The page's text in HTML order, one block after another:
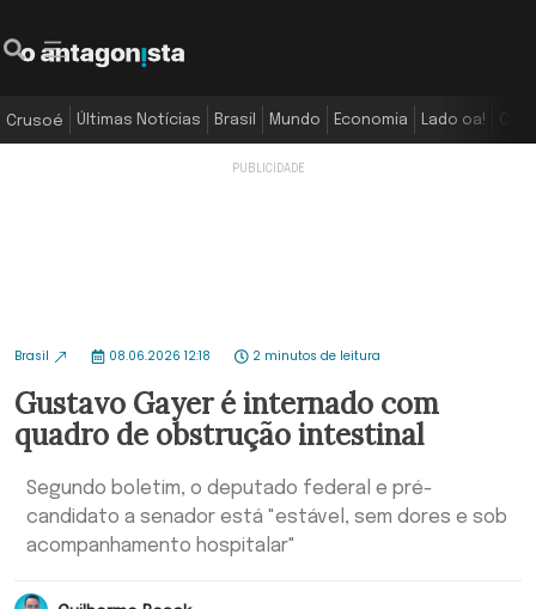
Crusoé Últimas Notícias Brasil Mundo Economia Lado oa!
Brasil 08.06.2026 12:18 2 minutos de leitura
Gustavo Gayer é internado com
quadro de obstrução intestinal
Segundo boletim, o deputado federal e pré-
candidato a senador está "estável, sem dores e sob
acompanhamento hospitalar"